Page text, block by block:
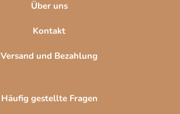
e
L
t
e
Über uns
Kontakt
Versand und Bezahlung
Häufig gestellte Fragen